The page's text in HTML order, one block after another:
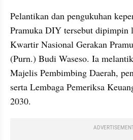
Pelantikan dan pengukuhan
Pramuka DIY tersebut dipimpin
Kwartir Nasional Gerakan
(Purn.) Budi Waseso. Ia
Majelis Pembimbing Daerah,
serta Lembaga Pemeriksa
2030.